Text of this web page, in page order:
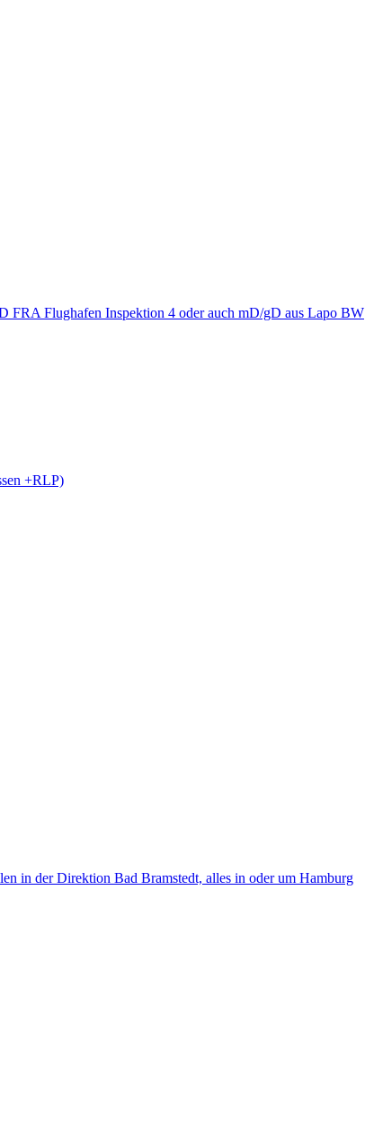
Flughafen Inspektion 4 oder auch mD/gD aus Lapo BW
+RLP)
in der Direktion Bad Bramstedt, alles in oder um Hamburg